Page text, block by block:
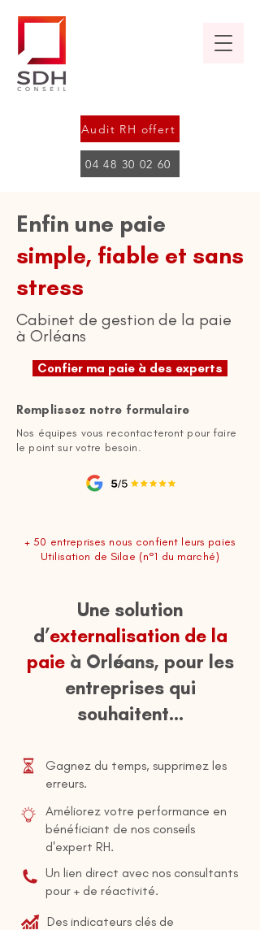
Audit RH offert
04 48 30 02 60
Enfin une paie
simple, fiable et sans
stress
Cabinet de gestion de la paie
à Orléans
Confier ma paie à des experts
Remplissez notre formulaire
Nos équipes vous recontacteront pour faire
le point sur votre besoin.
+ 50 entreprises nous confient leurs paies
Utilisation de Silae (n°1 du marché)
Une solution
d’externalisation de la
paie à Orléans, pour les
entreprises qui
souhaitent...
Gagnez du temps, supprimez les
erreurs.
Améliorez votre performance en
bénéficiant de nos conseils
d'expert RH.
Un lien direct avec nos consultants
pour + de réactivité.
Des indicateurs clés de